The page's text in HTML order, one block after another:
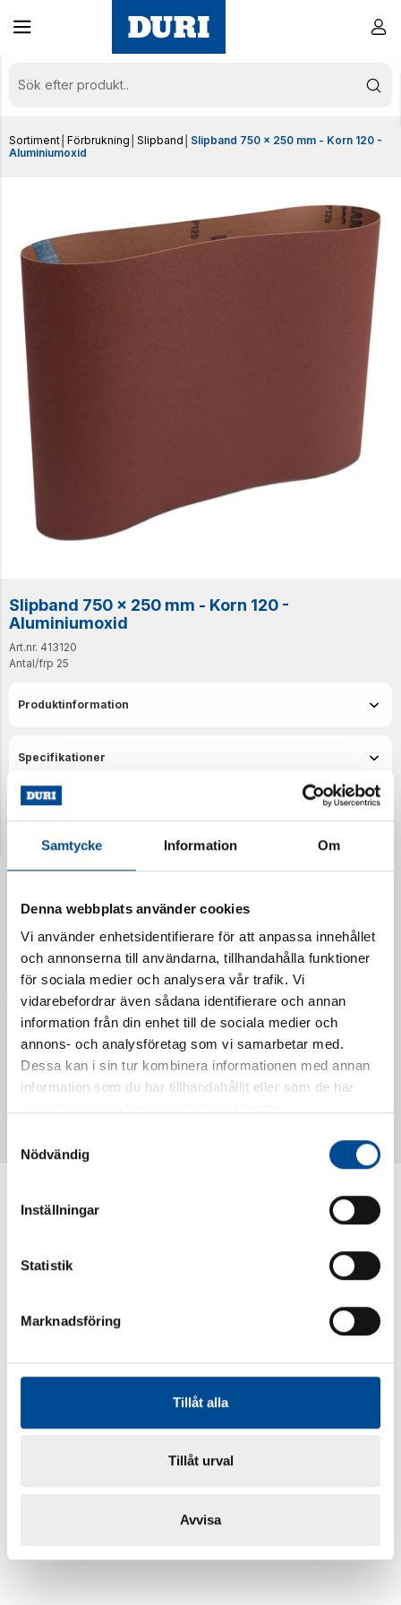
Samtycke Information Om
Denna webbplats använder cookies
Vi använder enhetsidentifierare för att anpassa innehållet
och annonserna till användarna, tillhandahålla funktioner
för sociala medier och analysera vår trafik. Vi
vidarebefordrar även sådana identifierare och annan
information från din enhet till de sociala medier och
annons- och analysföretag som vi samarbetar med.
Dessa kan i sin tur kombinera informationen med annan
information som du har tillhandahållit eller som de har
Nödvändig
Inställningar
Statistik
Marknadsföring
Tillåt alla
Tillåt urval
Avvisa
Sortiment Förbrukning Slipband
Slipband 750 x 250 mm - Korn 120 -
Aluminiumoxid
Slipband 750 x 250 mm - Korn 120 -
Aluminiumoxid
Art.nr. 413120
Antal/frp 25
Produktinformation
Specifikationer
Vattendoserare Mixometer
62385
Spårkniv Mördarsnigeln
62617